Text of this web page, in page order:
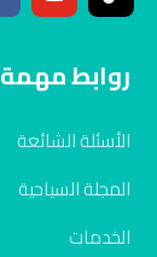
روابط مهمة
الأسئلة الشائعة
المجلة السياحية
الخدمات